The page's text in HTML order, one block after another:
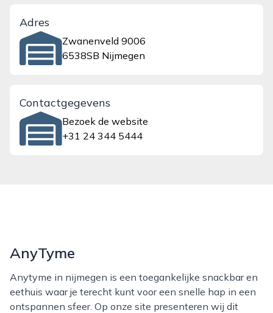
Adres
Zwanenveld 9006
6538SB Nijmegen
Contactgegevens
Bezoek de website
+31 24 344 5444
AnyTyme
Anytyme in nijmegen is een toegankelijke snackbar en
eethuis waar je terecht kunt voor een snelle hap in een
ontspannen sfeer. Op onze site presenteren wij dit